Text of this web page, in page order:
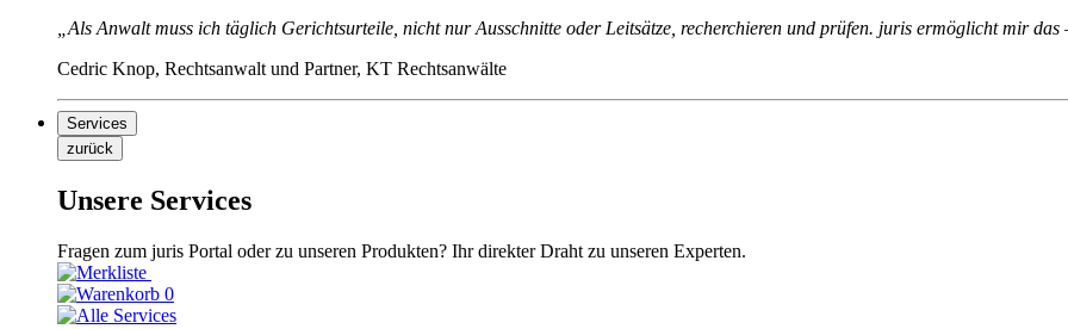
„Als Anwalt muss ich täglich Gerichtsurteile, nicht nur Ausschnitte oder Leitsätze, recherchieren und prüfen. juris ermöglicht mir
Cedric Knop, Rechtsanwalt und Partner, KT Rechtsanwälte
Services
zurück
Unsere Services
Fragen zum juris Portal oder zu unseren Produkten? Ihr direkter Draht zu unseren Experten.
0